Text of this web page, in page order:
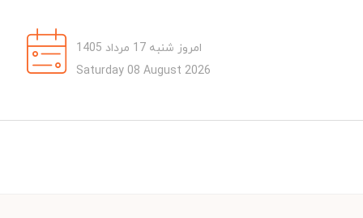
امروز شنبه 17 مرداد 1405
Saturday 08 August 2026